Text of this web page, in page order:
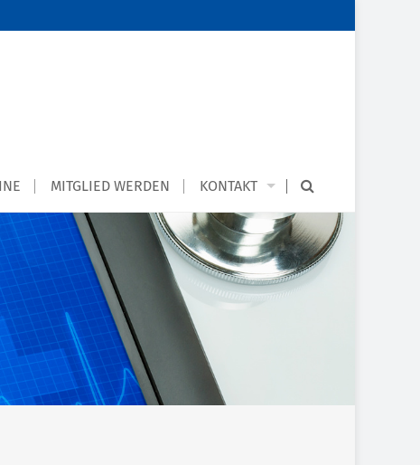
MITGLIED WERDEN KONTAKT